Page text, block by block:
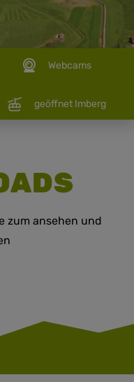
geöffnet Imberg
Webcams
zum ansehen und